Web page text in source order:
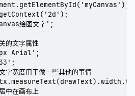
绘图文字';
文字属性
Arial';
宽度用于做一些其他的事情
在画布上